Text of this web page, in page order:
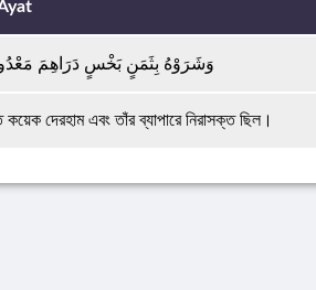
وَشَرَوْهُ بِثَمَنٍ بَخْسٍ دَرَاهِمَ
দেরহাম এবং তাঁর ব্যাপারে নিরাসক্ত ছিল।